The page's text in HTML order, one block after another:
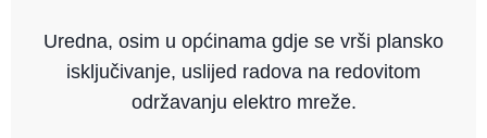
Uredna, osim u općinama gdje se vrši plansko
isključivanje, uslijed radova na redovitom
održavanju elektro mreže.